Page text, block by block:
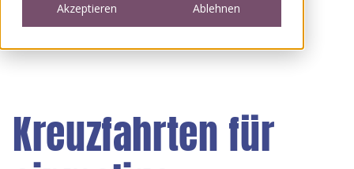
Akzeptieren Ablehnen
Kreuzfahrten für